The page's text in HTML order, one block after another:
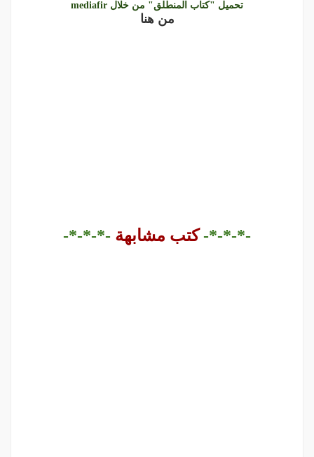
تحميل "كتاب المنطلق" من خلال mediafir
من هنا
-*-*-*- كتب مشابهة -*-*-*-